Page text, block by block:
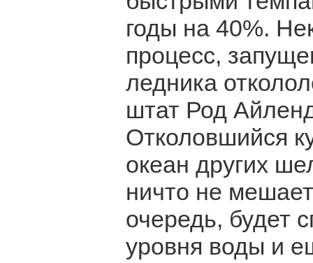
годы на 40%.
процесс,
ледника
штат Род
Отколовшийся
океан других
ничто не
очередь, будет
уровня воды и